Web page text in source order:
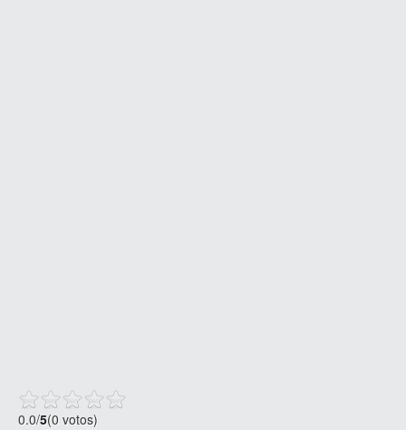
0.0/5(0 votos)